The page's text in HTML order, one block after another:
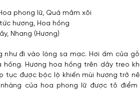
phong lữ, Quả mâm xôi
hương, Hoa hồng
Nhang (Hương)
như đi vào lòng sa mạc. Hơi ấm của
hồng. Hương hoa hồng trên dây treo
tục được bộc lộ khiến mùi hương trở
của hoa phong lữ được tô điểm